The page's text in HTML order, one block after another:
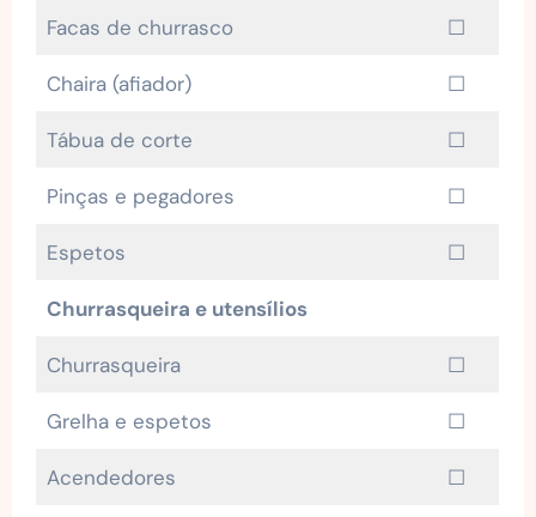
Facas de churrasco ☐
Chaira (afiador) ☐
Tábua de corte ☐
Pinças e pegadores ☐
Espetos ☐
Churrasqueira e utensílios
Churrasqueira ☐
Grelha e espetos ☐
Acendedores ☐